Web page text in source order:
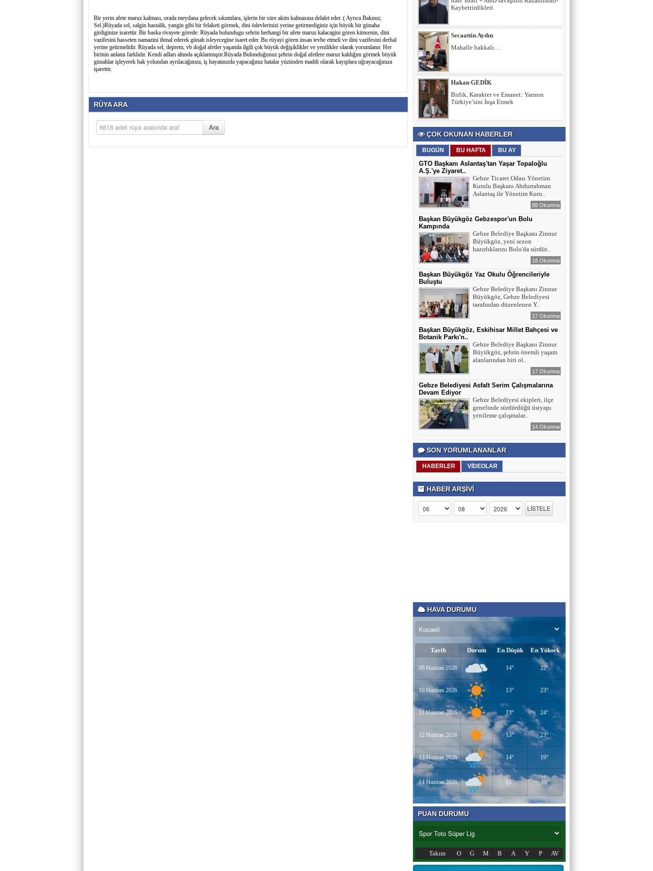
Bir yerin afete maruz kalması, orada meydana gelecek sıkıntılara, işlerin bir süre akim kalmasına delalet eder. ( Ayrıca Bakınız;
Sel.)Rüyada sel, salgin hastalik, yangin gibi bir felaketi görmek, dini ödevlerinizi yerine getirmediginiz için büyük bir günaha
girdiginize isarettir. Bir baska rivayete görede: Rüyada bulundugu sehrin herhangi bir afete maruz kalacagini gören kimsenin, dini
vazifesini hasseten namazini ihmal ederek günah isleyecegine isaret eder. Bu rüyayi gören insan tevbe etmeli ve dini vazifesini derhal
yerine getirmelidir. Rüyada sel, deprem, vb doğal afetler yaşamla ilgili çok büyük değişiklikler ve yenilikler olarak yorumlanır. Her
birinin anlamı farklıdır. Kendi adları altında açıklanmıştır.Rüyada Bulunduğunuz şehrin doğal afetlere maruz kaldığını görmek büyük
günahlar işleyerek hak yolundan ayrılacağınıza, iş hayatınızda yapacağınız hatalar yüzünden maddi olarak kayıplara uğrayacağınıza
işarettir.
RÜYA ARA
Kaybettirdikleri
Secaattin Aydın
Mahalle bakkalı…
Hakan GEDİK
Birlik, Karakter ve Emanet: Yarının
Türkiye’sini İnşa Etmek
Başkan Aslantaş’a "Hırsız" demek
insafsızlıktır
ÇOK OKUNAN HABERLER
BUGÜN BU HAFTA BU AY
GTO Başkanı Aslantaş'tan Yaşar Topaloğlu
A.Ş.'ye Ziyaret..
Gebze Ticaret Odası Yönetim
Kurulu Başkanı Abdurrahman
Aslantaş ile Yönetim Kuru..
88 Okunma
Başkan Büyükgöz Gebzespor'un Bolu
Kampında
Gebze Belediye Başkanı Zinnur
Büyükgöz, yeni sezon
hazırlıklarını Bolu'da sürdür..
18 Okunma
Başkan Büyükgöz Yaz Okulu Öğrencileriyle
Buluştu
Gebze Belediye Başkanı Zinnur
Büyükgöz, Gebze Belediyesi
tarafından düzenlenen Y..
17 Okunma
Başkan Büyükgöz, Eskihisar Millet Bahçesi ve
Botanik Parkı'n..
Gebze Belediye Başkanı Zinnur
Büyükgöz, şehrin önemli yaşam
alanlarından biri ol..
17 Okunma
Gebze Belediyesi Asfalt Serim Çalışmalarına
Devam Ediyor
Gebze Belediyesi ekipleri, ilçe
genelinde sürdürdüğü üstyapı
yenileme çalışmalar..
14 Okunma
SON YORUMLANANLAR
HABERLER VİDEOLAR
HABER ARŞİVİ
HAVA DURUMU
Tarih Durum En Düşük En Yüksek
09 Haziran 2026 14° 22°
10 Haziran 2026 13° 23°
11 Haziran 2026 13° 24°
12 Haziran 2026 13° 23°
13 Haziran 2026 14° 19°
14 Haziran 2026 13° 19°
PUAN DURUMU
Takım O G M B A Y P AV